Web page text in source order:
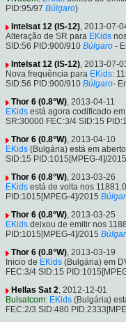
PID:95/97 Búlgaro)
Intelsat 12 (IS-12), 2013-07-
Alteração de SR para EKids
SID:56 PID:900/910 Búlgaro -
Intelsat 12 (IS-12), 2013-07-
Nova frequência para EKids:
SID:56 PID:900/910 Búlgaro-
Thor 6 (0.8°W), 2013-04-11
EKids está agora codificado
SR:30000 FEC:3/4 SID:15
Thor 6 (0.8°W), 2013-04-10
EKids (Bulgária) está em
SID:15 PID:1015[MPEG-4]/2015
Thor 6 (0.8°W), 2013-03-26
EKids está de volta nos
PID:1015[MPEG-4]/2015
Thor 6 (0.8°W), 2013-03-25
EKids deixou de emitir nos
PID:1015[MPEG-4]/2015
Thor 6 (0.8°W), 2013-03-19
Inicio de EKids (Bulgária) em
FEC:3/4 SID:15
Hellas Sat 2, 2012-12-01
Bulsatcom: EKids (Bulgária)
FEC:2/3 SID:480